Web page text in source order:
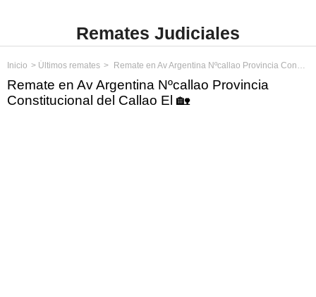
Remates Judiciales
Inicio Últimos remates Remate en Av Argentina Nºcallao Provincia Constitucional del Callao El
Remate en Av Argentina Nºcallao Provincia
Constitucional del Callao El 🏡